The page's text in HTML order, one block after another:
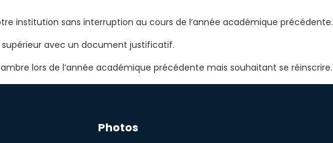
institution sans interruption au cours de l’année académique précédente.
avec un document justificatif.
lors de l’année académique précédente mais souhaitant se réinscrire.
Photos